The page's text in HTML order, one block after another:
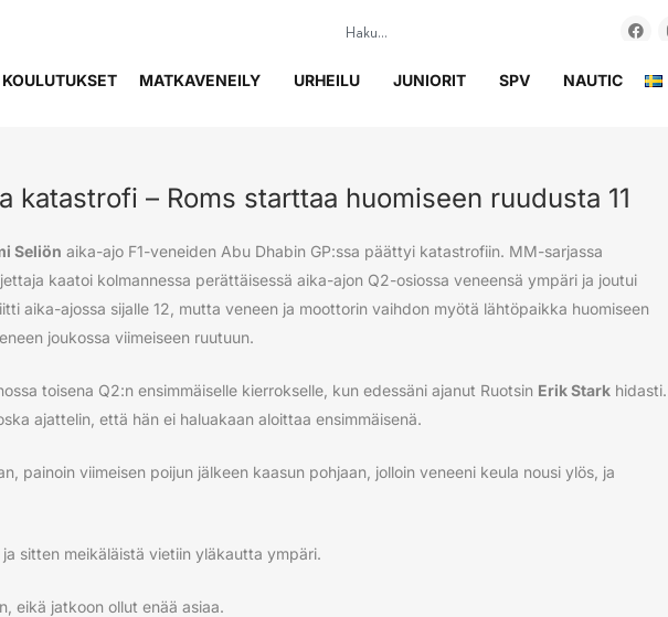
KOULUTUKSET MATKAVENEILY URHEILU JUNIORIT SPV NAUTIC
katastrofi – Roms starttaa huomiseen ruudusta 11
Seliön aika-ajo F1-veneiden Abu Dhabin GP:ssa päättyi katastrofiin. MM-sarjassa
kaatoi kolmannessa perättäisessä aika-ajon Q2-osiossa veneensä ympäri ja joutui
aika-ajossa sijalle 12, mutta veneen ja moottorin vaihdon myötä lähtöpaikka huomiseen
joukossa viimeiseen ruutuun.
toisena Q2:n ensimmäiselle kierrokselle, kun edessäni ajanut Ruotsin Erik Stark hidasti.
ajattelin, että hän ei haluakaan aloittaa ensimmäisenä.
painoin viimeisen poijun jälkeen kaasun pohjaan, jolloin veneeni keula nousi ylös, ja
sitten meikäläistä vietiin yläkautta ympäri.
eikä jatkoon ollut enää asiaa.